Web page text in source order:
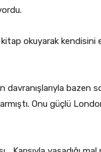
okuyarak
davranışlarıyla bazen
Onu güçlü